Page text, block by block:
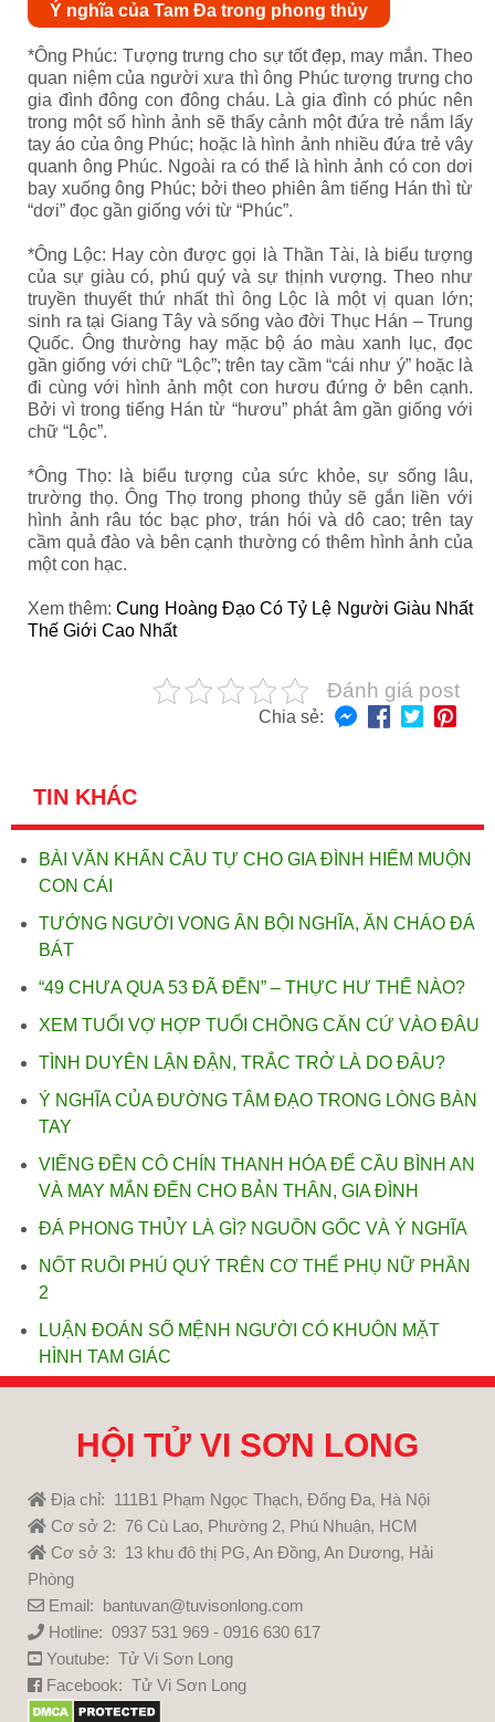
Ý nghĩa của Tam Đa trong phong thủy
*Ông Phúc: Tượng trưng cho sự tốt đẹp, may mắn. Theo
quan niệm của người xưa thì ông Phúc tượng trưng cho
gia đình đông con đông cháu. Là gia đình có phúc nên
trong một số hình ảnh sẽ thấy cảnh một đứa trẻ nắm lấy
tay áo của ông Phúc; hoặc là hình ảnh nhiều đứa trẻ vây
quanh ông Phúc. Ngoài ra có thể là hình ảnh có con dơi
bay xuống ông Phúc; bởi theo phiên âm tiếng Hán thì từ
“dơi” đọc gần giống với từ “Phúc”.
*Ông Lộc: Hay còn được gọi là Thần Tài, là biểu tượng
của sự giàu có, phú quý và sự thịnh vượng. Theo như
truyền thuyết thứ nhất thì ông Lộc là một vị quan lớn;
sinh ra tại Giang Tây và sống vào đời Thục Hán – Trung
Quốc. Ông thường hay mặc bộ áo màu xanh lục, đọc
gần giống với chữ “Lộc”; trên tay cầm “cái như ý” hoặc là
đi cùng với hình ảnh một con hươu đứng ở bên cạnh.
Bởi vì trong tiếng Hán từ “hươu” phát âm gần giống với
chữ “Lộc”.
*Ông Thọ: là biểu tượng của sức khỏe, sự sống lâu,
trường thọ. Ông Thọ trong phong thủy sẽ gắn liền với
hình ảnh râu tóc bạc phơ, trán hói và dô cao; trên tay
cầm quả đào và bên cạnh thường có thêm hình ảnh của
một con hạc.
Xem thêm:Cung Hoàng Đạo Có Tỷ Lệ Người Giàu Nhất
Thế Giới Cao Nhất
Đánh giá post
Chia sẻ:
TIN KHÁC
BÀI VĂN KHẤN CẦU TỰ CHO GIA ĐÌNH HIẾM MUỘN
CON CÁI
TƯỚNG NGƯỜI VONG ÂN BỘI NGHĨA, ĂN CHÁO ĐÁ
BÁT
“49 CHƯA QUA 53 ĐÃ ĐẾN” – THỰC HƯ THẾ NÀO?
XEM TUỔI VỢ HỢP TUỔI CHỒNG CĂN CỨ VÀO ĐÂU
TÌNH DUYÊN LẬN ĐẬN, TRẮC TRỞ LÀ DO ĐÂU?
Ý NGHĨA CỦA ĐƯỜNG TÂM ĐẠO TRONG LÒNG BÀN
TAY
VIẾNG ĐỀN CÔ CHÍN THANH HÓA ĐỂ CẦU BÌNH AN
VÀ MAY MẮN ĐẾN CHO BẢN THÂN, GIA ĐÌNH
ĐÁ PHONG THỦY LÀ GÌ? NGUỒN GỐC VÀ Ý NGHĨA
NỐT RUỒI PHÚ QUÝ TRÊN CƠ THỂ PHỤ NỮ PHẦN
2
LUẬN ĐOÁN SỐ MỆNH NGƯỜI CÓ KHUÔN MẶT
HÌNH TAM GIÁC
HỘI TỬ VI SƠN LONG
Địa chỉ: 111B1 Phạm Ngọc Thạch, Đống Đa, Hà Nội
Cơ sở 2: 76 Cù Lao, Phường 2, Phú Nhuận, HCM
Cơ sở 3: 13 khu đô thị PG, An Đồng, An Dương, Hải
Phòng
Email: bantuvan@tuvisonlong.com
Hotline: 0937 531 969 - 0916 630 617
Youtube: Tử Vi Sơn Long
Facebook: Tử Vi Sơn Long